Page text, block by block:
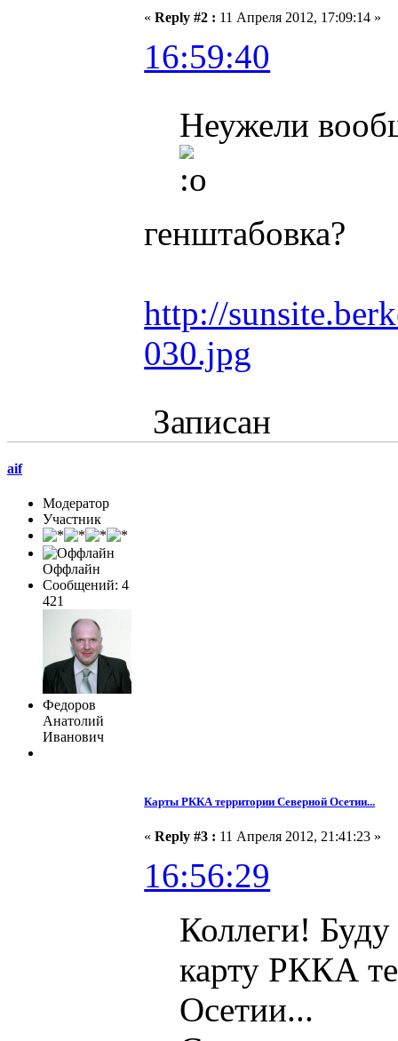
«Reply #2 : 11 Апреля 2012, 17:09:14 »
16:59:40
Неужели
генштабовка?
http://
030.jpg
Записан
aif
Модератор
Участник
Оффлайн
Сообщений: 4
421
Федоров
Анатолий
Иванович
Карты РККА территории Северной Осетии...
«Reply #3 : 11 Апреля 2012, 21:41:23 »
16:56:29
Коллеги! Буду
карту РККА
Осетии...